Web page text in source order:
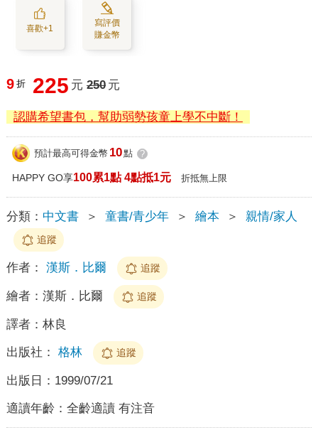
喜歡+1
寫評價
賺金幣
9 折 225 元 250 元
認購希望書包，幫助弱勢孩童上學不中斷！
預計最高可得金幣 10點 ?
HAPPY GO享100累1點 4點抵1元 折抵無上限
分類： 中文書 ＞ 童書/青少年 ＞ 繪本 ＞ 親情/家人
追蹤
作者： 漢斯．比爾 追蹤
繪者： 漢斯．比爾 追蹤
譯者： 林良
出版社： 格林 追蹤
出版日： 1999/07/21
適讀年齡： 全齡適讀 有注音